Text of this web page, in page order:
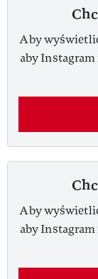
Aby
aby Instagram
Aby
aby Instagram